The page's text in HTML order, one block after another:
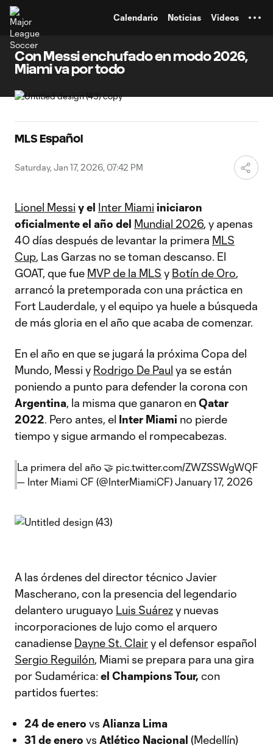
Calendario Noticias Videos
Con Messi enchufado en modo 2026,
Miami va por todo
MLS Español
Saturday, Jan 17, 2026, 07:42 PM
Lionel Messi y el Inter Miami iniciaron
oficialmente el año del Mundial 2026, y apenas
40 días después de levantar la primera MLS
Cup, Las Garzas no se toman descanso. El
GOAT, que fue MVP de la MLS y Botín de Oro,
arrancó la pretemporada con una práctica en
Fort Lauderdale, y el equipo ya huele a búsqueda
de más gloria en el año que acaba de comenzar.
En el año en que se jugará la próxima Copa del
Mundo, Messi y Rodrigo De Paul ya se están
poniendo a punto para defender la corona con
Argentina, la misma que ganaron enQatar
2022. Pero antes, el Inter Miami no pierde
tiempo y sigue armando el rompecabezas.
La primera del año 🤝 pic.twitter.com/ZWZSSWgWQF
— Inter Miami CF (@InterMiamiCF) January 17, 2026
A las órdenes del director técnico Javier
Mascherano, con la presencia del legendario
delantero uruguayo Luis Suárezy nuevas
incorporaciones de lujo como el arquero
canadiense Dayne St. Clairy el defensor español
Sergio Reguilón, Miami se prepara para una gira
por Sudamérica: el Champions Tour, con
partidos fuertes:
24 de enero vs Alianza Lima
31 de enero vs Atlético Nacional (Medellín)